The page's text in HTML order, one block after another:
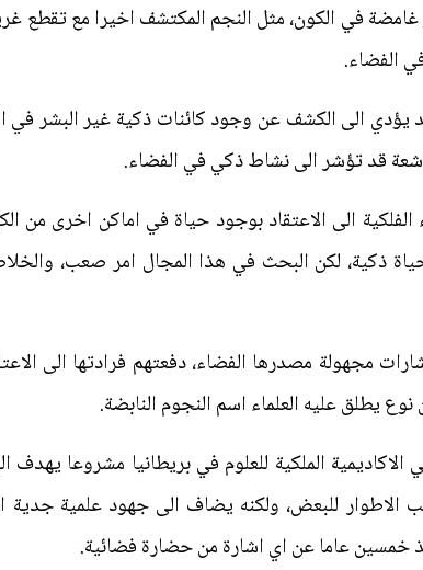
في الكون، مثل النجم المكتشف اخيرا مع تقطع
الفضاء.
يؤدي الى الكشف عن وجود كائنات ذكية غير البشر
قد تؤشر الى نشاط ذكي في الفضاء.
الفلكية الى الاعتقاد بوجود حياة في اماكن اخرى
ذكية، لكن البحث في هذا المجال امر صعب،
فضاء اشارات مجهولة مصدرها الفضاء، دفعتهم فرادتها
يطلق عليه العلماء اسم النجوم النابضة.
الملكية للعلوم في بريطانيا مشروعا يهدف
الاطوار للبعض، ولكنه يضاف الى جهود علمية
خمسين عاما عن اي اشارة من حضارة فضائية.